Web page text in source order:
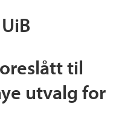
til
utvalg for